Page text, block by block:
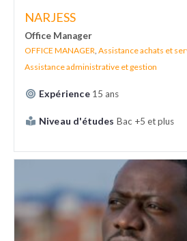
NARJESS
Office Manager
OFFICE MANAGER, Assistance achats et
Assistance administrative et gestion
Expérience 15 ans
Niveau d'études Bac +5 et plus